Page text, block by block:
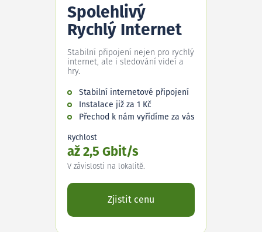
Spolehlivý
Rychlý Internet
Stabilní připojení nejen pro rychlý
internet, ale i sledování videí a
hry.
Stabilní internetové připojení
Instalace již za 1 Kč
Přechod k nám vyřídíme za vás
Rychlost
až 2,5 Gbit/s
V závislosti na lokalitě.
Zjistit cenu